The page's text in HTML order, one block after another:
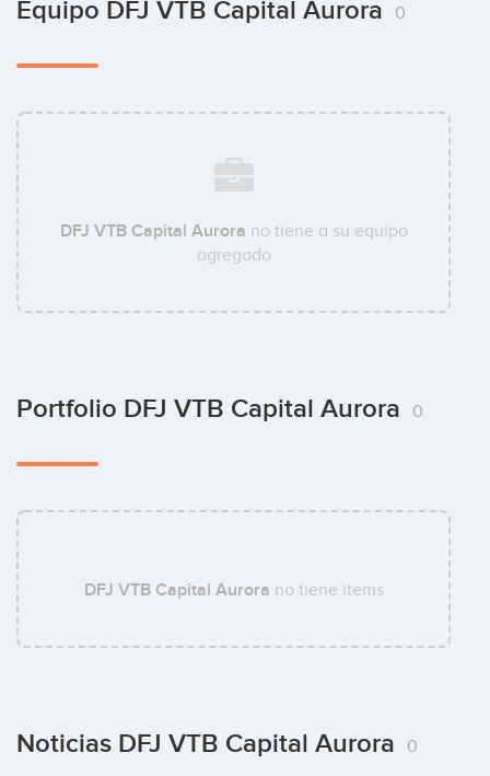
Equipo DFJ VTB Capital Aurora 0
DFJ VTB Capital Aurora no tiene a su equipo
agregado
Portfolio DFJ VTB Capital Aurora 0
DFJ VTB Capital Aurora no tiene items
Noticias DFJ VTB Capital Aurora 0